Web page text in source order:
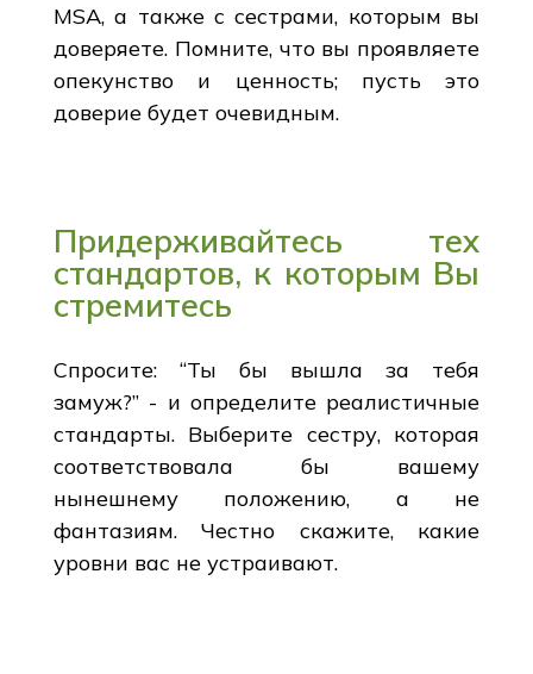
MSA, а также с сестрами, которым вы
доверяете. Помните, что вы проявляете
опекунство и ценность; пусть это
доверие будет очевидным.
Придерживайтесь тех
стандартов, к которым Вы
стремитесь
Спросите: “Ты бы вышла за тебя
замуж?” - и определите реалистичные
стандарты. Выберите сестру, которая
соответствовала бы вашему
нынешнему положению, а не
фантазиям. Честно скажите, какие
уровни вас не устраивают.